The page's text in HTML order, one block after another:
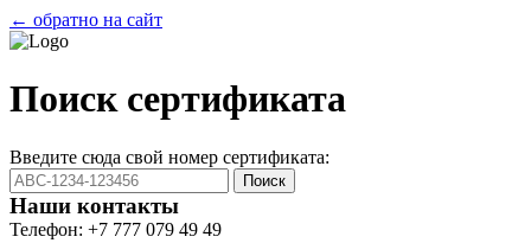
← обратно на сайт
Поиск сертификата
Введите сюда свой номер сертификата:
Поиск
Наши контакты
Телефон: +7 777 079 49 49